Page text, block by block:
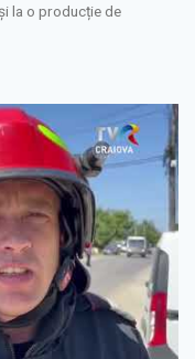
la o producție de